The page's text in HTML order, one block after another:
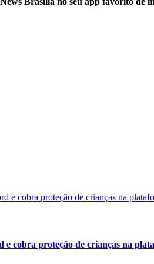
e cobra proteção de crianças na